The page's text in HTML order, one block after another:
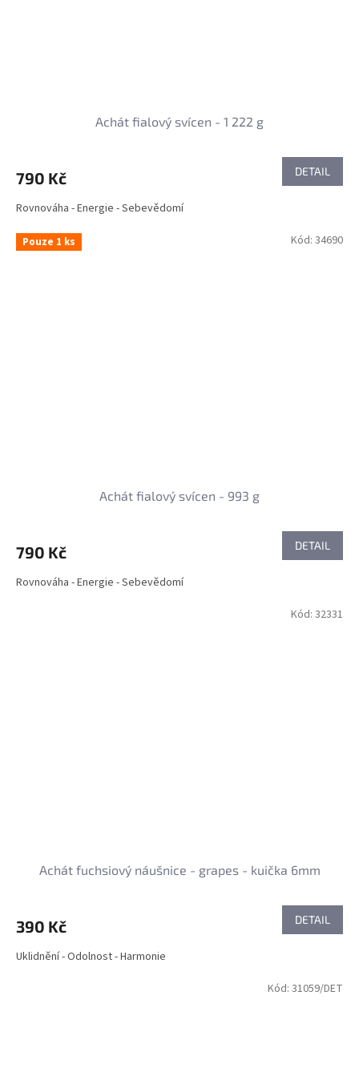
Achát fialový svícen - 1 222 g
790 Kč DETAIL
Rovnováha - Energie - Sebevědomí
Pouze 1 ks
Achát fialový svícen - 993 g
790 Kč DETAIL
Rovnováha - Energie - Sebevědomí
Kód: 34690
Achát fuchsiový náušnice - grapes - kuička 6mm
390 Kč DETAIL
Uklidnění - Odolnost - Harmonie
Kód: 32331
Kód: 31059/DET